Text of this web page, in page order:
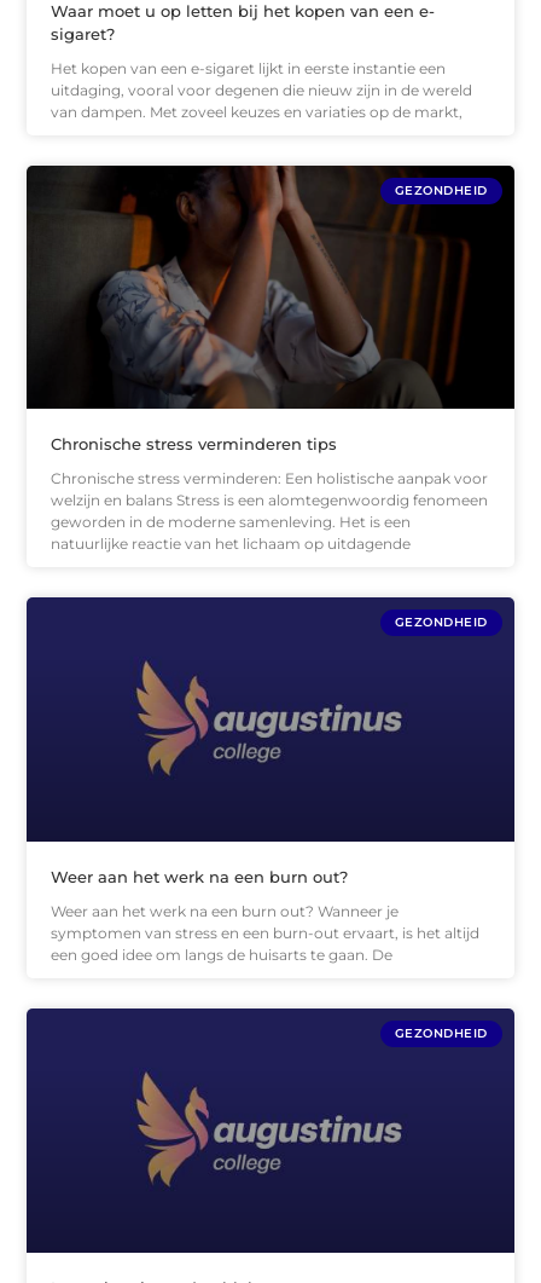
Waar moet u op letten bij het kopen van een e-
sigaret?
Het kopen van een e-sigaret lijkt in eerste instantie een
uitdaging, vooral voor degenen die nieuw zijn in de wereld
van dampen. Met zoveel keuzes en variaties op de markt,
GEZONDHEID
Chronische stress verminderen tips
Chronische stress verminderen: Een holistische aanpak voor
welzijn en balans Stress is een alomtegenwoordig fenomeen
geworden in de moderne samenleving. Het is een
natuurlijke reactie van het lichaam op uitdagende
GEZONDHEID
Weer aan het werk na een burn out?
Weer aan het werk na een burn out? Wanneer je
symptomen van stress en een burn-out ervaart, is het altijd
een goed idee om langs de huisarts te gaan. De
GEZONDHEID